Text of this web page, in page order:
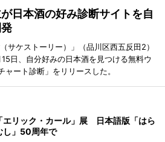
日本酒の好み診断サイトを自
サケストーリー）」（品川区西五反田2）
日、自分好みの日本酒を見つける無料ウ
ャート診断」をリリースした。
エリック・カール」展 日本語版「はら
し」50周年で